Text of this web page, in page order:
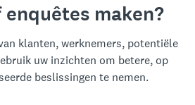
maken?
klanten, werknemers, potentiële
uw inzichten om betere, op
beslissingen te nemen.